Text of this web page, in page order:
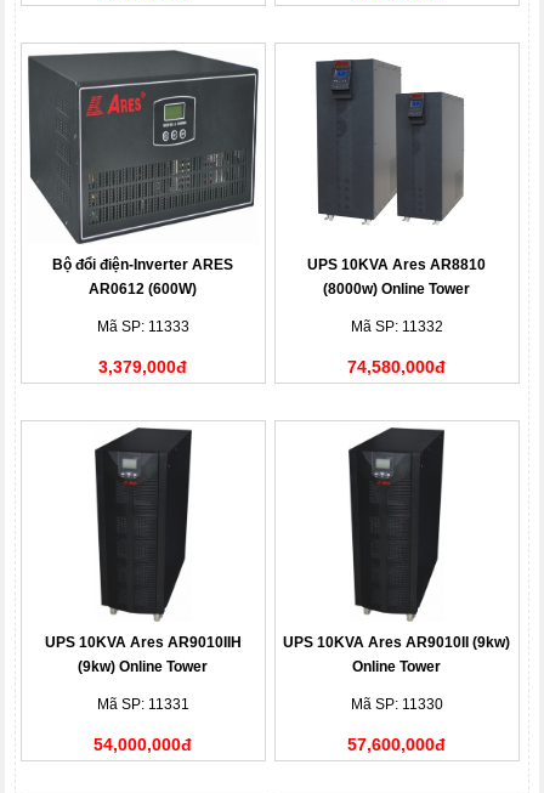
Bộ đổi điện-Inverter ARES
AR0612 (600W)
Mã SP: 11333
3,379,000đ
UPS 10KVA Ares AR8810
(8000w) Online Tower
Mã SP: 11332
74,580,000đ
UPS 10KVA Ares AR9010IIH
(9kw) Online Tower
Mã SP: 11331
54,000,000đ
UPS 10KVA Ares AR9010II (9kw)
Online Tower
Mã SP: 11330
57,600,000đ